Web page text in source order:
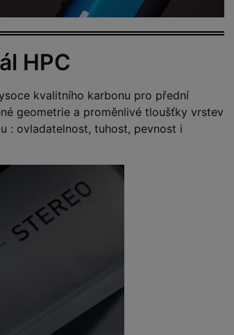
HPC
kvalitního karbonu pro přední
geometrie a proměnlivé tloušťky vrstev
: ovladatelnost, tuhost, pevnost i